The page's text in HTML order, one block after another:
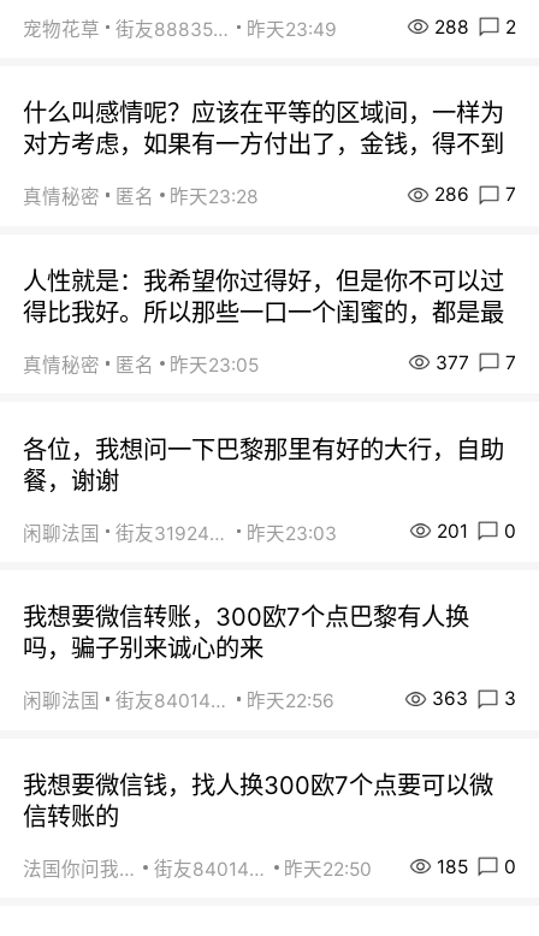
宠物花草 街友88835518 昨天23:49 288 2
什么叫感情呢？应该在平等的区域间，一样为
对方考虑，如果有一方付出了，金钱，得不到
真情秘密 匿名 昨天23:28 286 7
人性就是：我希望你过得好，但是你不可以过
得比我好。所以那些一口一个闺蜜的，都是最
真情秘密 匿名 昨天23:05 377 7
各位，我想问一下巴黎那里有好的大行，自助
餐，谢谢
闲聊法国 街友31924072 昨天23:03 201 0
我想要微信转账，300欧7个点巴黎有人换
吗，骗子别来诚心的来
闲聊法国 街友84014588 昨天22:56 363 3
我想要微信钱，找人换300欧7个点要可以微
信转账的
法国你问我答 街友84014588 昨天22:50 185 0